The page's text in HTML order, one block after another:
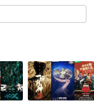
传材料显示，投资者一
省外的，在购买通过
者承担房屋的抵押贷
一切后续管理工作。为